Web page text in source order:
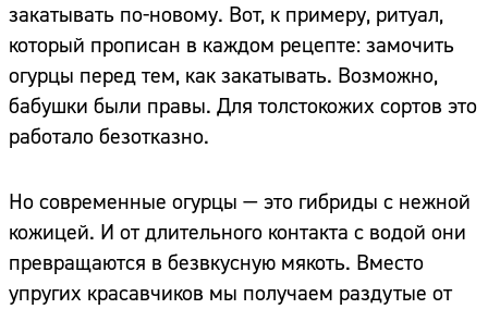
закатывать по-новому. Вот, к примеру, ритуал,
который прописан в каждом рецепте: замочить
огурцы перед тем, как закатывать. Возможно,
бабушки были правы. Для толстокожих сортов это
работало безотказно.
Но современные огурцы — это гибриды с нежной
кожицей. И от длительного контакта с водой они
превращаются в безвкусную мякоть. Вместо
упругих красавчиков мы получаем раздутые от